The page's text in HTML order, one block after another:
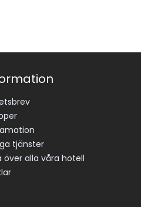
tjänster
över alla våra hotell